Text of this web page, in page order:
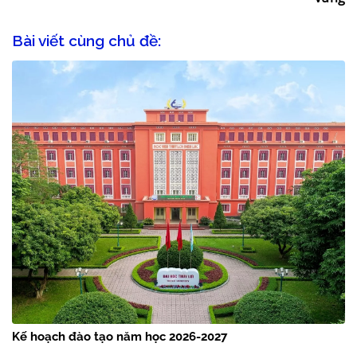
Bài viết cùng chủ đề:
Kế hoạch đào tạo năm học 2026-2027